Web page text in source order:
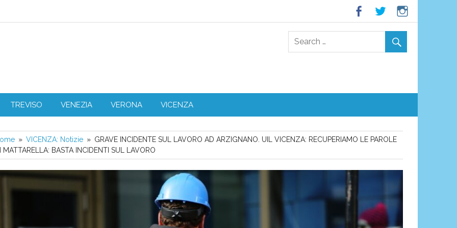
TREVISO VENEZIA VERONA VICENZA
VICENZA: Notizie
GRAVE INCIDENTE SUL LAVORO AD ARZIGNANO. UIL VICENZA: RECUPERIAMO LE PAROLE
MATTARELLA: BASTA INCIDENTI SUL LAVORO